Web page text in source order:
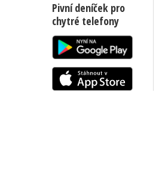
Pivní deníček pro
chytré telefony